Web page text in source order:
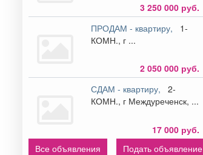
3 250 000 руб.
ПРОДАМ - квартиру,
1-
КОМН., г ...
2 050 000 руб.
СДАМ - квартиру,
2-
КОМН., г Междуреченск, ...
17 000 руб.
Все объявления
Подать объявление